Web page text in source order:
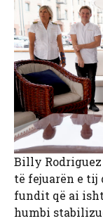
Billy Rodriguez
të fejuarën e tij
fundit që ai
humbi